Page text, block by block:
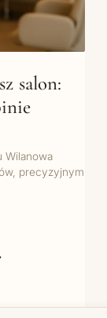
salon:
Wilanowa
precyzyjnym